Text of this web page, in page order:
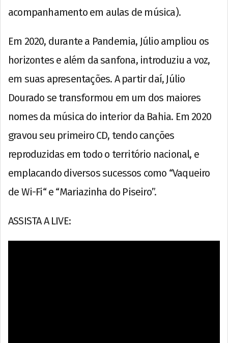
acompanhamento em aulas de música).
Em 2020, durante a Pandemia, Júlio ampliou os
horizontes e além da sanfona, introduziu a voz,
em suas apresentações. A partir daí, Júlio
Dourado se transformou em um dos maiores
nomes da música do interior da Bahia. Em 2020
gravou seu primeiro CD, tendo canções
reproduzidas em todo o território nacional, e
emplacando diversos sucessos como “Vaqueiro
de Wi-Fi“ e “Mariazinha do Piseiro”.
ASSISTA A LIVE: